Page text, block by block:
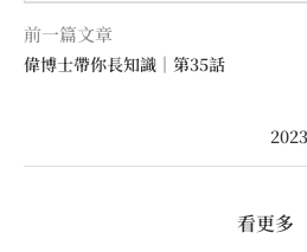
前一篇文章
偉博士帶你長知識｜第35話
看更多